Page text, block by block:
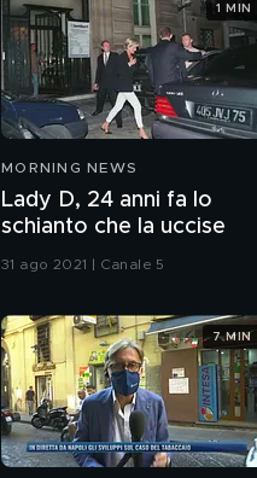
MORNING NEWS
Lady D, 24 anni fa lo
schianto che la uccise
31 ago 2021 | Canale 5
1 MIN
7 MIN